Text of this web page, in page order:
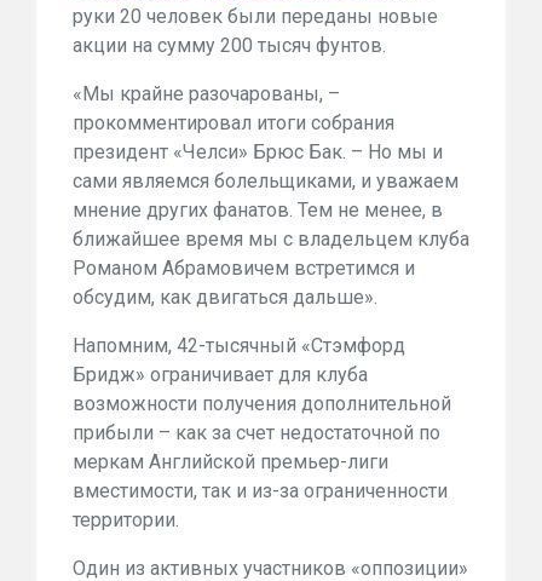
руки 20 человек были переданы новые
акции на сумму 200 тысяч фунтов.
«Мы крайне разочарованы, –
прокомментировал итоги собрания
президент «Челси» Брюс Бак. – Но мы и
сами являемся болельщиками, и уважаем
мнение других фанатов. Тем не менее, в
ближайшее время мы с владельцем клуба
Романом Абрамовичем встретимся и
обсудим, как двигаться дальше».
Напомним, 42-тысячный «Стэмфорд
Бридж» ограничивает для клуба
возможности получения дополнительной
прибыли – как за счет недостаточной по
меркам Английской премьер-лиги
вместимости, так и из-за ограниченности
территории.
Один из активных участников «оппозиции»